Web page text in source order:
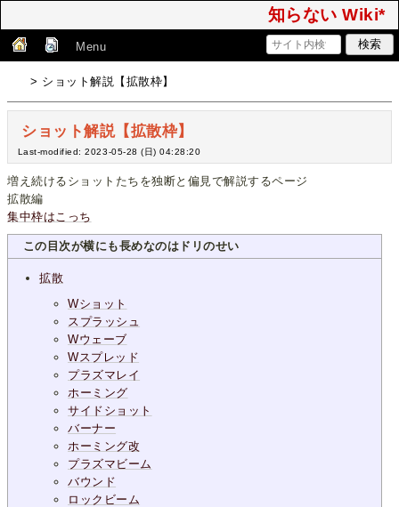
知らない Wiki*
Menu
> ショット解説【拡散枠】
ショット解説【拡散枠】
Last-modified: 2023-05-28 (日) 04:28:20
増え続けるショットたちを独断と偏見で解説するページ
拡散編
集中枠はこっち
この目次が横にも長めなのはドリのせい
拡散
Wショット
スプラッシュ
Wウェーブ
Wスプレッド
プラズマレイ
ホーミング
サイドショット
バーナー
ホーミング改
プラズマビーム
バウンド
ロックビーム